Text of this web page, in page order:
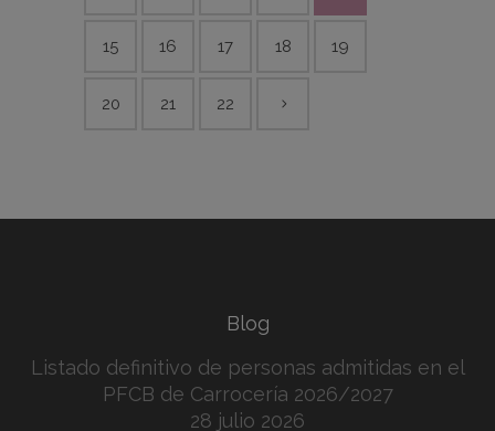
15 16 17 18 19
20 21 22
Blog
Listado definitivo de personas admitidas en el
PFCB de Carrocería 2026/2027
28 julio 2026